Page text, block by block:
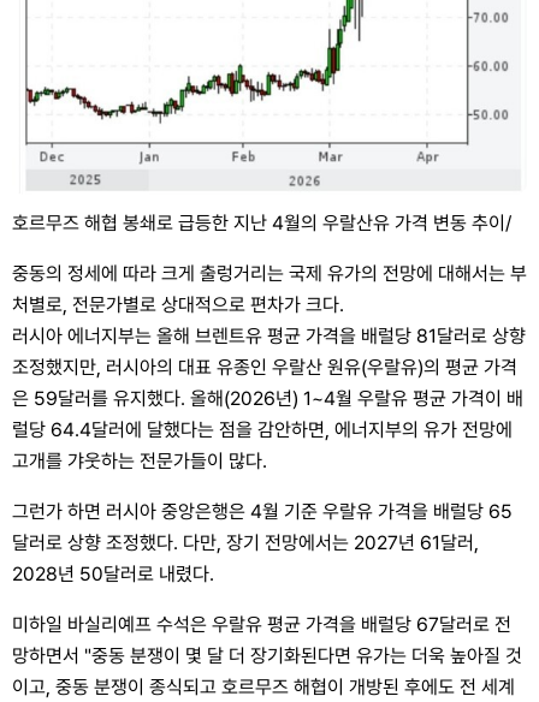
호르무즈 해협 봉쇄로 급등한 지난 4월의 우랄산유 가격 변동 추이/
중동의 정세에 따라 크게 출렁거리는 국제 유가의 전망에 대해서는 부
처별로, 전문가별로 상대적으로 편차가 크다.
러시아 에너지부는 올해 브렌트유 평균 가격을 배럴당 81달러로 상향
조정했지만, 러시아의 대표 유종인 우랄산 원유(우랄유)의 평균 가격
은 59달러를 유지했다. 올해(2026년) 1~4월 우랄유 평균 가격이 배
럴당 64.4달러에 달했다는 점을 감안하면, 에너지부의 유가 전망에
고개를 갸웃하는 전문가들이 많다.
그런가 하면 러시아 중앙은행은 4월 기준 우랄유 가격을 배럴당 65
달러로 상향 조정했다. 다만, 장기 전망에서는 2027년 61달러,
2028년 50달러로 내렸다.
미하일 바실리예프 수석은 우랄유 평균 가격을 배럴당 67달러로 전
망하면서 "중동 분쟁이 몇 달 더 장기화된다면 유가는 더욱 높아질 것
이고, 중동 분쟁이 종식되고 호르무즈 해협이 개방된 후에도 전 세계